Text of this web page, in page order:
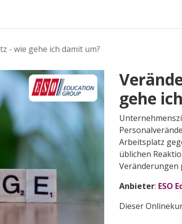
- wie gehe ich damit um?
gehe
Arbeitsplatz
üblichen
Veränderungen
Anbieter: ESO
Dieser